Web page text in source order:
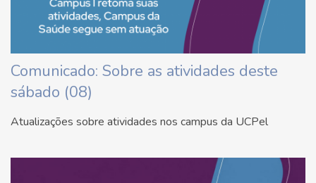
Comunicado: Sobre as atividades deste
sábado (08)
Atualizações sobre atividades nos campus da UCPel